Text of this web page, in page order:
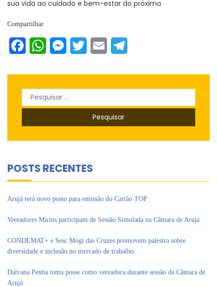
sua vida ao cuidado e bem-estar do próximo.
Compartilhar
FacebookWhatsAppMessenger
Twitter Email
Pesquisar
POSTS RECENTES
Arujá terá novo posto para emissão do Cartão TOP
Vereadores Mirins participam de Sessão Simulada na Câmara de Arujá
CONDEMAT+ e Sesc Mogi das Cruzes promovem palestra sobre
diversidade e inclusão no mercado de trabalho
Dalvana Penha toma posse como vereadora durante sessão da Câmara de
Arujá